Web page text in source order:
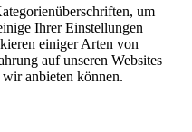
um
Ihrer Einstellungen
einiger Arten von
auf unseren Websites
anbieten können.